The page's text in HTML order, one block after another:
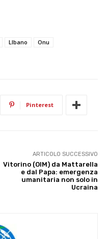
LIbano
Onu
Pinterest
ARTICOLO SUCCESSIVO
Vitorino (OIM) da Mattarella
e dal Papa: emergenza
umanitaria non solo in
Ucraina